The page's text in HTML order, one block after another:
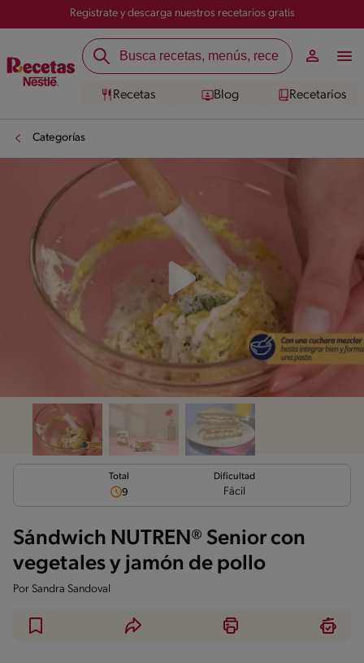
Registrate y descarga nuestros recetarios gratis
Recetas Blog Recetarios
Categorías
Total
9
Dificultad
Fácil
Sándwich NUTREN® Senior con
vegetales y jamón de pollo
Por Sandra Sandoval